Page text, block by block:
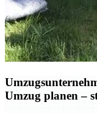
Umzug planen –